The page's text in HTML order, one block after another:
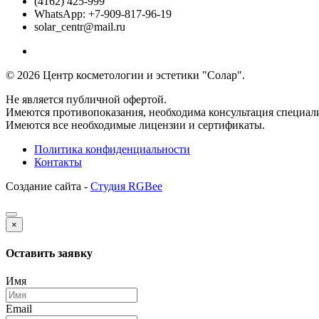
WhatsApp: +7-909-817-96-19
solar_centr@mail.ru
© 2026 Центр косметологии и эстетики "Солар".
Не является публичной офертой.
Имеются противопоказания, необходима консультация
Имеются все необходимые лицензии и сертификаты.
Политика конфиденциальности
Контакты
Создание сайта - Студия RGBee
×
Оставить заявку
Имя
Email